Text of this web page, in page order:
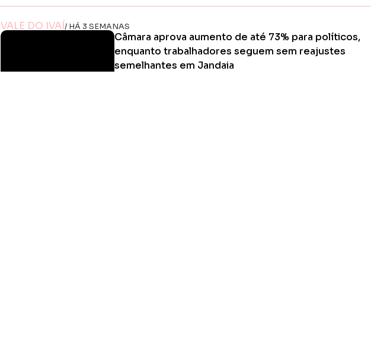
VALE DO IVAÍ/ HÁ 3 SEMANAS
Câmara aprova aumento de até 73% para políticos,
enquanto trabalhadores seguem sem reajustes
semelhantes em Jandaia